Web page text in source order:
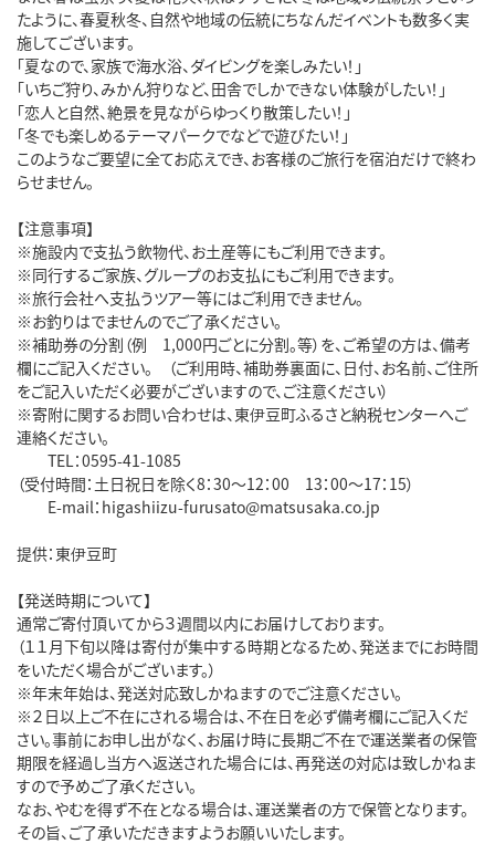
たように、春夏秋冬、自然や地域の伝統にちなんだイベントも数多く実
施してございます。
「夏なので、家族で海水浴、ダイビングを楽しみたい！」
「いちご狩り、みかん狩りなど、田舎でしかできない体験がしたい！」
「恋人と自然、絶景を見ながらゆっくり散策したい！」
「冬でも楽しめるテーマパークでなどで遊びたい！」
このようなご要望に全てお応えでき、お客様のご旅行を宿泊だけで終わ
らせません。
【注意事項】
※施設内で支払う飲物代、お土産等にもご利用できます。
※同行するご家族、グループのお支払にもご利用できます。
※旅行会社へ支払うツアー等にはご利用できません。
※お釣りはでませんのでご了承ください。
※補助券の分割（例 1,000円ごとに分割。等）を、ご希望の方は、備考
欄にご記入ください。 （ご利用時、補助券裏面に、日付、お名前、ご住所
をご記入いただく必要がございますので、ご注意ください）
※寄附に関するお問い合わせは、東伊豆町ふるさと納税センターへご
連絡ください。
TEL：0595-41-1085
（受付時間：土日祝日を除く8：30～12：00 13：00～17：15）
E-mail：higashiizu-furusato@matsusaka.co.jp
提供：東伊豆町
【発送時期について】
通常ご寄付頂いてから３週間以内にお届けしております。
（１１月下旬以降は寄付が集中する時期となるため、発送までにお時間
をいただく場合がございます。）
※年末年始は、発送対応致しかねますのでご注意ください。
※２日以上ご不在にされる場合は、不在日を必ず備考欄にご記入くだ
さい。事前にお申し出がなく、お届け時に長期ご不在で運送業者の保管
期限を経過し当方へ返送された場合には、再発送の対応は致しかねま
すので予めご了承ください。
なお、やむを得ず不在となる場合は、運送業者の方で保管となります。
その旨、ご了承いただきますようお願いいたします。